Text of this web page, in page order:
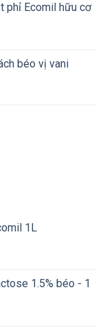
phỉ Ecomil hữu cơ
béo vị vani
1L
1.5% béo - 1